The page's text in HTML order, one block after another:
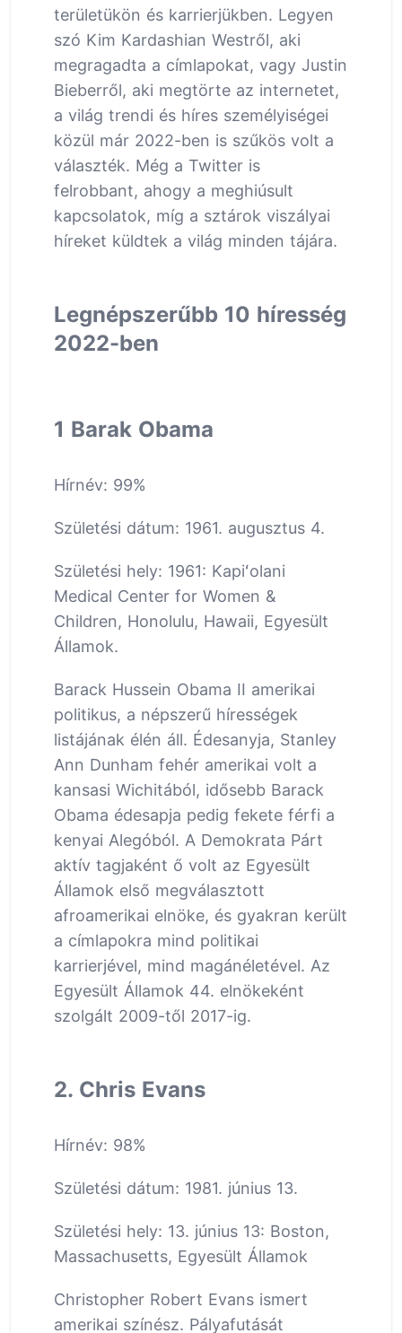
területükön és karrierjükben. Legyen
szó Kim Kardashian Westről, aki
megragadta a címlapokat, vagy Justin
Bieberről, aki megtörte az internetet,
a világ trendi és híres személyiségei
közül már 2022-ben is szűkös volt a
választék. Még a Twitter is
felrobbant, ahogy a meghiúsult
kapcsolatok, míg a sztárok viszályai
híreket küldtek a világ minden tájára.
Legnépszerűbb 10 híresség
2022-ben
1 Barak Obama
Hírnév: 99%
Születési dátum: 1961. augusztus 4.
Születési hely: 1961: Kapiʻolani
Medical Center for Women &
Children, Honolulu, Hawaii, Egyesült
Államok.
Barack Hussein Obama II amerikai
politikus, a népszerű hírességek
listájának élén áll. Édesanyja, Stanley
Ann Dunham fehér amerikai volt a
kansasi Wichitából, idősebb Barack
Obama édesapja pedig fekete férfi a
kenyai Alegóból. A Demokrata Párt
aktív tagjaként ő volt az Egyesült
Államok első megválasztott
afroamerikai elnöke, és gyakran került
a címlapokra mind politikai
karrierjével, mind magánéletével. Az
Egyesült Államok 44. elnökeként
szolgált 2009-től 2017-ig.
2. Chris Evans
Hírnév: 98%
Születési dátum: 1981. június 13.
Születési hely: 13. június 13: Boston,
Massachusetts, Egyesült Államok
Christopher Robert Evans ismert
amerikai színész. Pályafutását